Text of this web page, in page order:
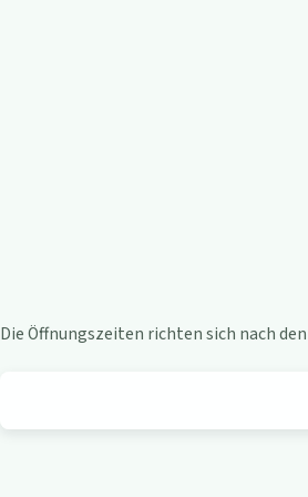
r
a
Die Öffnungszeiten richten sich nach